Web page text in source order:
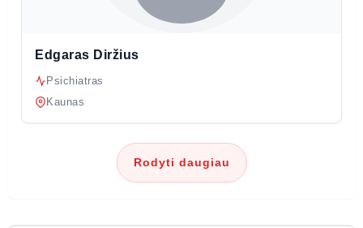
Edgaras Diržius
Psichiatras
Kaunas
Rodyti daugiau